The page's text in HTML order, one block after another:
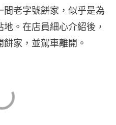
老字號餅家，似乎是為
。在店員細心介紹後，
家，並駕車離開。